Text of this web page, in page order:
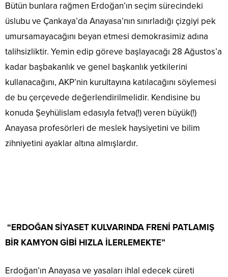
Bütün bunlara rağmen Erdoğan’ın seçim sürecindeki
üslubu ve Çankaya’da Anayasa’nın sınırladığı çizgiyi pek
umursamayacağını beyan etmesi demokrasimiz adına
talihsizliktir. Yemin edip göreve başlayacağı 28 Ağustos’a
kadar başbakanlık ve genel başkanlık yetkilerini
kullanacağını, AKP’nin kurultayına katılacağını söylemesi
de bu çerçevede değerlendirilmelidir. Kendisine bu
konuda Şeyhülislam edasıyla fetva(!) veren büyük(!)
Anayasa profesörleri de meslek haysiyetini ve bilim
zihniyetini ayaklar altına almışlardır.
“ERDOĞAN SİYASET KULVARINDA FRENİ PATLAMIŞ
BİR KAMYON GİBİ HIZLA İLERLEMEKTE”
Erdoğan’ın Anayasa ve yasaları ihlal edecek cüreti